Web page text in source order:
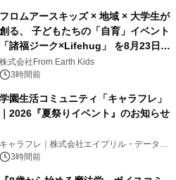
フロムアースキッズ × 地域 × 大学生が
創る、 子どもたちの「自育」イベント
「諸福ジーク×Lifehug」 を8月23日
(日)開催
株式会社From Earth Kids
3時間前
学園生活コミュニティ「キャラフレ」
｜2026『夏祭りイベント』のお知らせ
キャラフレ｜株式会社エイプリル・データ・
デザインズ
3時間前